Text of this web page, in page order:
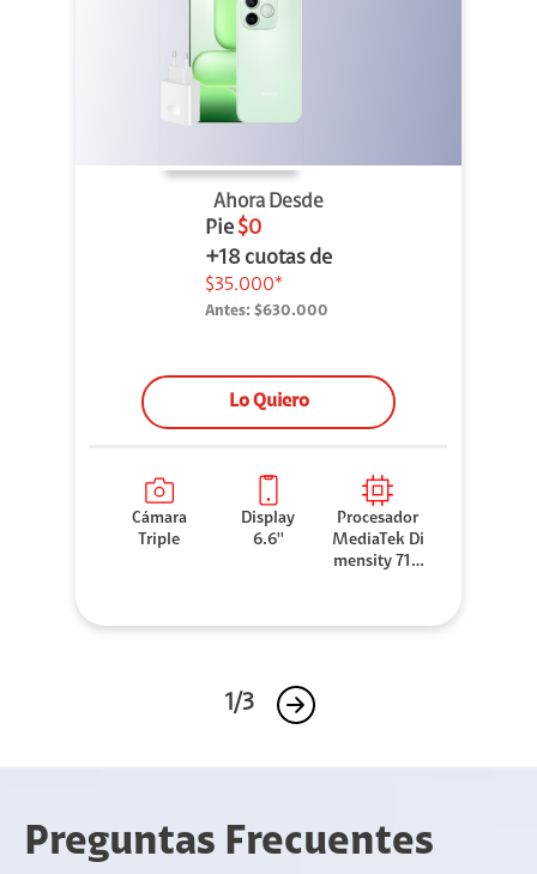
Ahora Desde
Pie $0
+18 cuotas de
$35.000*
Antes: $630.000
Lo Quiero
Cámara
Triple
Display
6.6''
Procesador
MediaTek Di
mensity 710
1/3
Preguntas Frecuentes